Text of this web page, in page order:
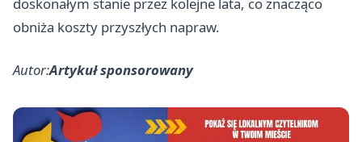
obniża koszty przyszłych napraw.
Autor:Artykuł sponsorowany